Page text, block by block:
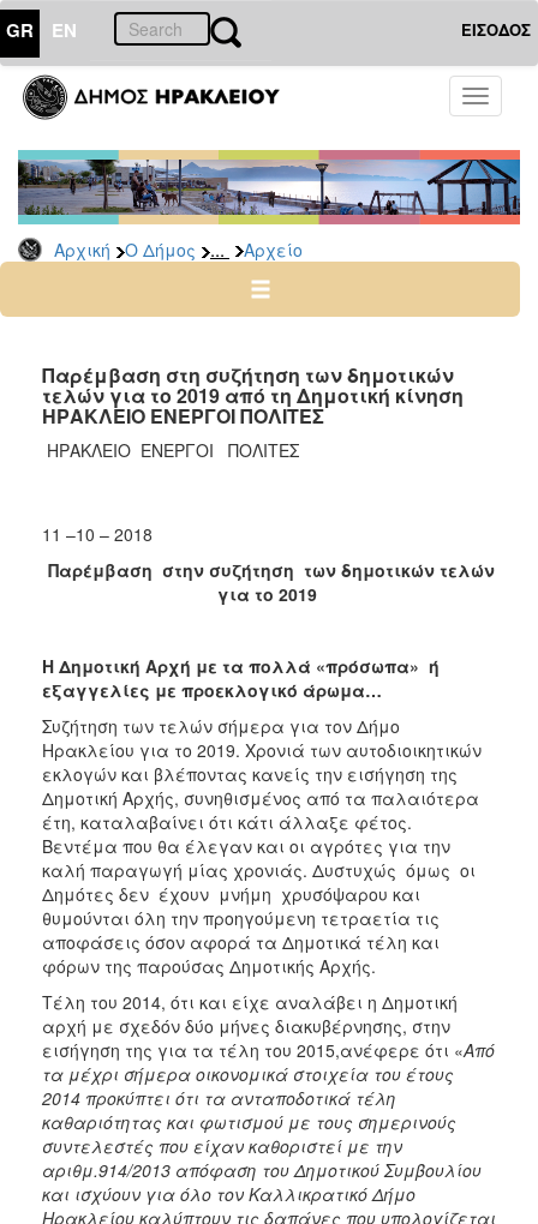
GR EN ΕΙΣΟΔΟΣ
Toggle
Αρχική Ο Δήμος ... Αρχείο
ΔΗΜΟΣ
Δημοτικές
Παρατάξεις
Αρχείο
ΠΟΛΙΤΙΣΜΟΣ
Παρέμβαση στη συζήτηση των δημοτικών
τελών για το 2019 από τη Δημοτική κίνηση
ΗΡΑΚΛΕΙΟ ΕΝΕΡΓΟΙ ΠΟΛΙΤΕΣ
ΗΡΑΚΛΕΙΟ ΕΝΕΡΓΟΙ ΠΟΛΙΤΕΣ
11 –10 – 2018
Παρέμβαση στην συζήτηση των δημοτικών τελών
για το 2019
Η Δημοτική Αρχή με τα πολλά «πρόσωπα» ή
εξαγγελίες με προεκλογικό άρωμα…
Συζήτηση των τελών σήμερα για τον Δήμο
Ηρακλείου για το 2019. Χρονιά των αυτοδιοικητικών
εκλογών και βλέποντας κανείς την εισήγηση της
Δημοτική Αρχής, συνηθισμένος από τα παλαιότερα
έτη, καταλαβαίνει ότι κάτι άλλαξε φέτος.
Βεντέμα που θα έλεγαν και οι αγρότες για την
καλή παραγωγή μίας χρονιάς. Δυστυχώς όμως οι
Δημότες δεν έχουν μνήμη χρυσόψαρου και
θυμούνται όλη την προηγούμενη τετραετία τις
αποφάσεις όσον αφορά τα Δημοτικά τέλη και
φόρων της παρούσας Δημοτικής Αρχής.
Τέλη του 2014, ότι και είχε αναλάβει η Δημοτική
αρχή με σχεδόν δύο μήνες διακυβέρνησης, στην
εισήγηση της για τα τέλη του 2015,ανέφερε ότι «Από
τα μέχρι σήμερα οικονομικά στοιχεία του έτους
2014 προκύπτει ότι τα ανταποδοτικά τέλη
καθαριότητας και φωτισμού με τους σημερινούς
συντελεστές που είχαν καθοριστεί με την
αριθμ.914/2013 απόφαση του Δημοτικού Συμβουλίου
και ισχύουν για όλο τον Καλλικρατικό Δήμο
Ηρακλείου καλύπτουν τις δαπάνες που υπολογίζεται